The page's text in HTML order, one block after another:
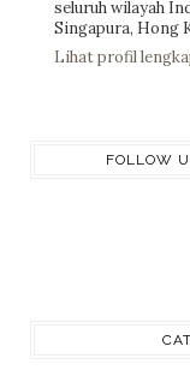
seluruh wilayah
Singapura, Hong
Lihat profil
FOLLOW